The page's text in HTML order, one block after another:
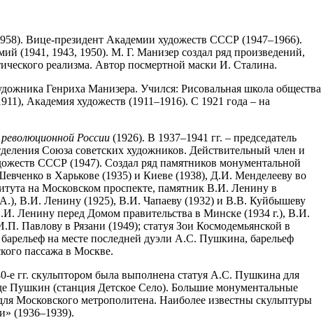
Вице-президент Академии художеств СССР (1947–1966).
(1941, 1943, 1950). М. Г. Манизер создал ряд произведений,
реализма. Автор посмертной маски И. Сталина.
Генриха Манизера. Учился: Рисовальная школа общества
Академия художеств (1911–1916). С 1921 года – на
России (1926). В 1937–1941 гг. – председатель
Союза советских художников. Действительный член и
СССР (1947). Создал ряд памятников монументальной
в Харькове (1935) и Киеве (1938), Д.И. Менделееву во
на Московском проспекте, памятник В.И. Ленину в
В.И. Ленину (1925), В.И. Чапаеву (1932) и В.В. Куйбышеву
Ленину перед Домом правительства в Минске (1934 г.), В.И.
Павлову в Рязани (1949); статуя Зои Космодемьянской в
барельеф на месте последней дуэли А.С. Пушкина, барельеф
пассажа в Москве.
е гг. скульптором была выполнена статуя А.С. Пушкина для
Пушкин (станция Детское Село). Большие монументальные
Московского метрополитена. Наиболее известны скульптуры
(1936–1939).